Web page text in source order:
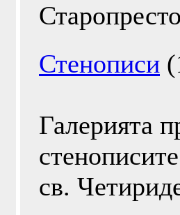
Стенописи
Галерията
св.